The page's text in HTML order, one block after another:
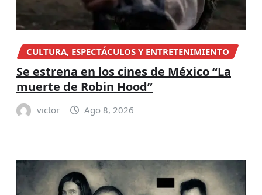
CULTURA, ESPECTÁCULOS Y ENTRETENIMIENTO
Se estrena en los cines de México “La
muerte de Robin Hood”
victor Ago 8, 2026